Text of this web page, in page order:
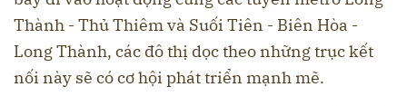
Thành - Thủ Thiêm và Suối Tiên - Biên Hòa -
Long Thành, các đô thị dọc theo những trục kết
nối này sẽ có cơ hội phát triển mạnh mẽ.